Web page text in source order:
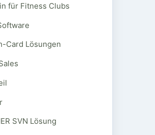
für Fitness Clubs
Card Lösungen
SVN Lösung